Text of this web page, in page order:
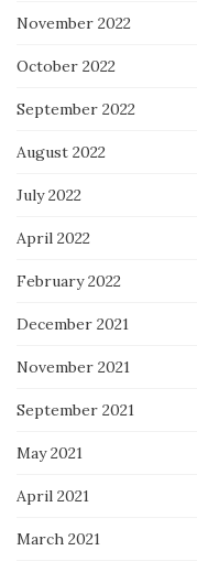
November 2022
October 2022
September 2022
August 2022
July 2022
April 2022
February 2022
December 2021
November 2021
September 2021
May 2021
April 2021
March 2021